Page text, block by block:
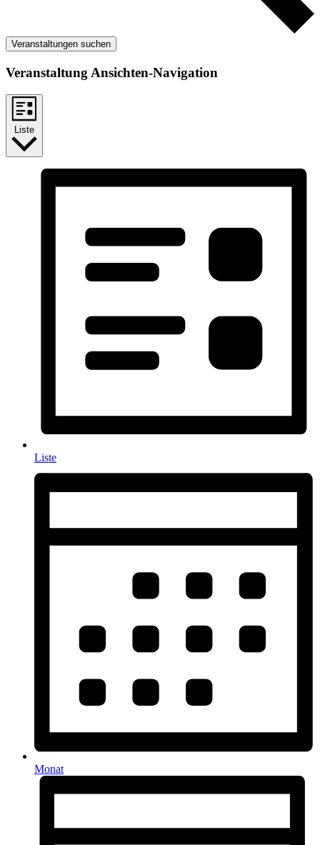
Veranstaltungen suchen
Veranstaltung Ansichten-Navigation
Liste
Liste
Monat